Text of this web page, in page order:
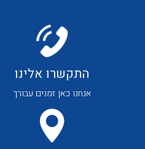
לכל מוצרי היצרן
התקשרו אלינו
אנחנו כאן זמנים עבורך